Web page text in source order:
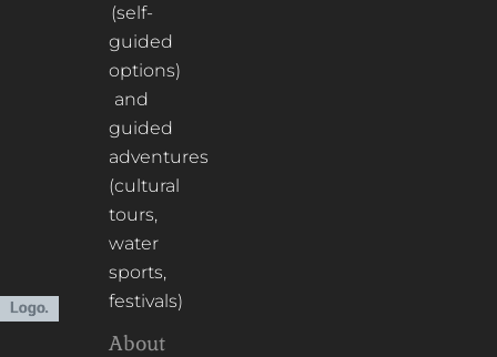
(self-
guided
options)
and
guided
adventures
(cultural
tours,
water
sports,
festivals)
About